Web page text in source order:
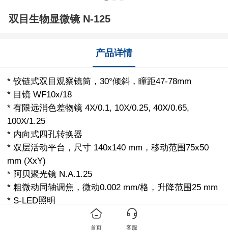
双目生物显微镜 N-125
产品详情
* 铰链式双目观察镜筒，30°倾斜，瞳距47-78mm
* 目镜 WF10x/18
* 有限远消色差物镜 4X/0.1, 10X/0.25, 40X/0.65,
100X/1.25
* 内向式四孔转换器
* 双层活动平台，尺寸 140x140 mm，移动范围75x50
mm (XxY)
* 阿贝聚光镜 N.A.1.25
* 粗微动同轴调焦，微动0.002 mm/格，升降范围25 mm
* S-LED照明
首页 客服